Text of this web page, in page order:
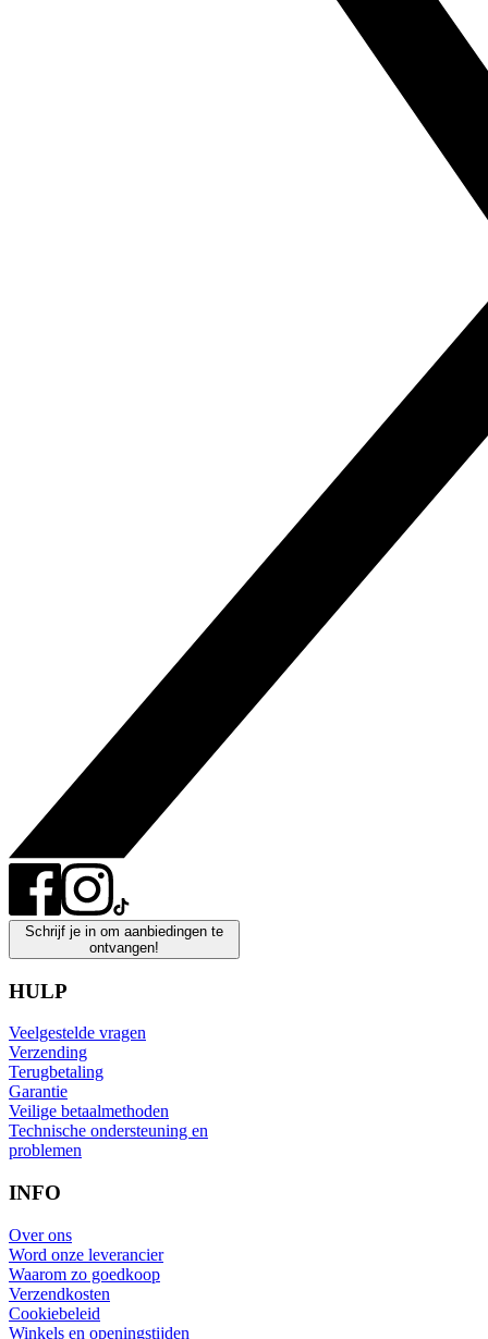
Schrijf je in om aanbiedingen te
ontvangen!
HULP
Veelgestelde vragen
Verzending
Terugbetaling
Garantie
Veilige betaalmethoden
Technische ondersteuning en
problemen
INFO
Over ons
Word onze leverancier
Waarom zo goedkoop
Verzendkosten
Cookiebeleid
Winkels en openingstijden